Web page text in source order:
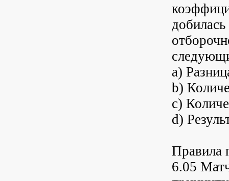
a)
b)
c)
d)
Правила
6.05